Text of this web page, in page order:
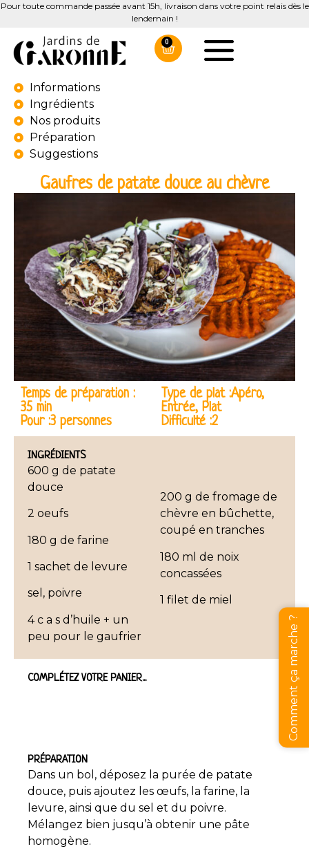
Pour toute commande passée avant 15h, livraison dans votre point relais dès le
lendemain !
0
Informations
Ingrédients
Nos produits
Préparation
Suggestions
Gaufres de patate douce au chèvre
Temps de préparation :
35 min
Pour :3 personnes
Type de plat :Apéro,
Entrée, Plat
Difficulté :2
INGRÉDIENTS
600 g de patate
douce
2 oeufs
180 g de farine
1 sachet de levure
sel, poivre
4 c a s d’huile + un
peu pour le gaufrier
200 g de fromage de
chèvre en bûchette,
coupé en tranches
180 ml de noix
concassées
1 filet de mie
COMPLÉTEZ VOTRE PANIER...
PRÉPARATION
Dans un bol, déposez la purée de patate
douce, puis ajoutez les œufs, la farine, la
levure, ainsi que du sel et du poivre.
Mélangez bien jusqu’à obtenir une pâte
homogène.
Comment ça marche ?